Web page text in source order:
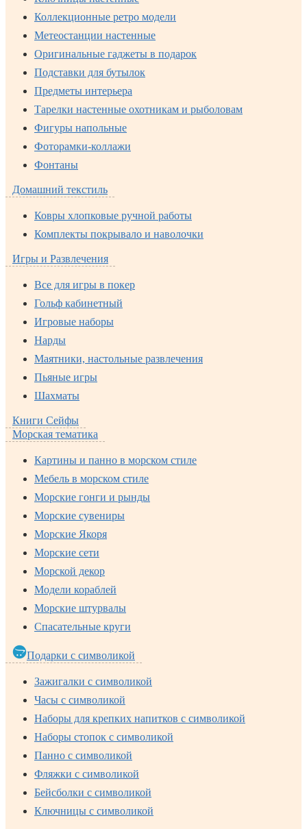
Коллекционные ретро модели
Метеостанции настенные
Оригинальные гаджеты в подарок
Подставки для бутылок
Предметы интерьера
Тарелки настенные охотникам и рыболовам
Фигуры напольные
Фоторамки-коллажи
Фонтаны
Домашний текстиль
Ковры хлопковые ручной работы
Комплекты покрывало и наволочки
Игры и Развлечения
Все для игры в покер
Гольф кабинетный
Игровые наборы
Нарды
Маятники, настольные развлечения
Пьяные игры
Шахматы
Книги Сейфы
Морская тематика
Картины и панно в морском стиле
Мебель в морском стиле
Морские гонги и рынды
Морские сувениры
Морские Якоря
Морские сети
Морской декор
Модели кораблей
Морские штурвалы
Спасательные круги
Подарки с символикой
Зажигалки с символикой
Часы с символикой
Наборы для крепких напитков с символикой
Наборы стопок с символикой
Панно с символикой
Фляжки с символикой
Бейсболки с символикой
Ключницы с символикой